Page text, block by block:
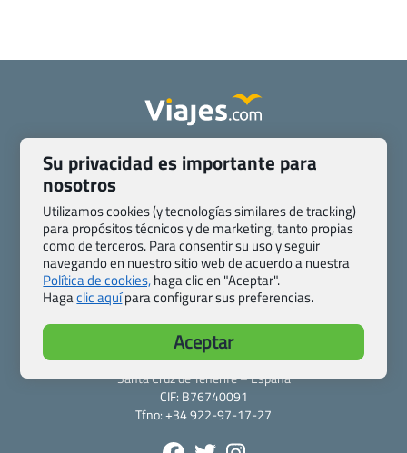
Quienes somos
Contacto
Pasaporte, Visado, Salud y otras disposiciones específicas
Blog de Viajes.com
Preguntas frecuentes
Condiciones generales
Política de privacidad y cookies
Transparencia
Todas las páginas – sitemap
Viajes.com
Last Minute Express S.L.U.
c/ Drago, CC HLS, Local 13
38660 Miraverde – Adeje
Santa Cruz de Tenerife – España
CIF: B76740091
Tfno: +34 922-97-17-27
Su privacidad es importante para
nosotros
Utilizamos cookies (y tecnologías similares de tracking)
para propósitos técnicos y de marketing, tanto propias
como de terceros. Para consentir su uso y seguir
navegando en nuestro sitio web de acuerdo a nuestra
Política de cookies,haga clic en "Aceptar".
Hagaclic aquípara configurar sus preferencias.
Aceptar